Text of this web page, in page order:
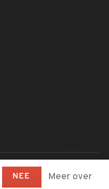
NEE Meer over